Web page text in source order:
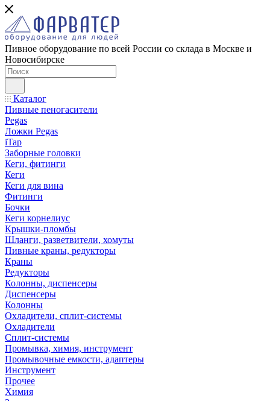
Пивное оборудование по всей России со склада в Москве и
Новосибирске
Каталог
Пивные пеногасители
Pegas
Ложки Pegas
iTap
Заборные головки
Кеги, фитинги
Кеги
Кеги для вина
Фитинги
Бочки
Кеги корнелиус
Крышки-пломбы
Шланги, разветвители, хомуты
Пивные краны, редукторы
Краны
Редукторы
Колонны, диспенсеры
Диспенсеры
Колонны
Охладители, сплит-системы
Охладители
Сплит-системы
Промывка, химия, инструмент
Промывочные емкости, адаптеры
Инструмент
Прочее
Химия